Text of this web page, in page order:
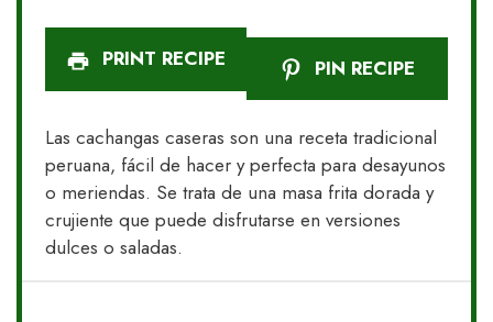
PRINT RECIPE PIN RECIPE
Las cachangas caseras son una receta tradicional
peruana, fácil de hacer y perfecta para desayunos
o meriendas. Se trata de una masa frita dorada y
crujiente que puede disfrutarse en versiones
dulces o saladas.